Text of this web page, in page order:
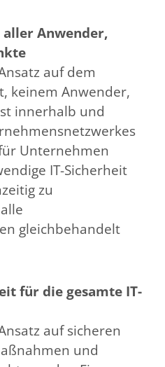
aller Anwender,
auf dem
keinem Anwender,
innerhalb und
Unternehmen
IT-Sicherheit
zu
gleichbehandelt
für die gesamte IT-
auf sicheren
und